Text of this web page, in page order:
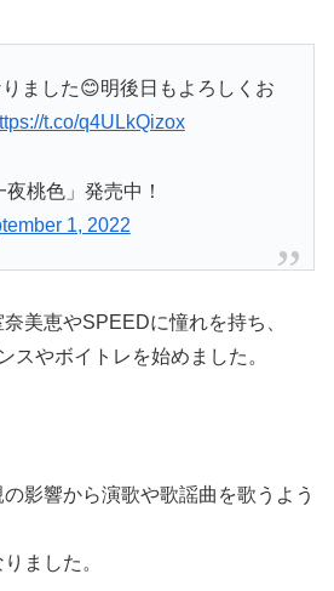
ました😊明後日もよろしくお
t.co/q4ULkQizox
桃色」発売中！
1, 2022
美恵やSPEEDに憧れを持ち、
スやボイトレを始めました。
影響から演歌や歌謡曲を歌うよう
ました。